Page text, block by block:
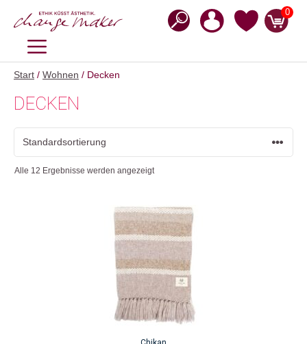
Inhalt
0
MENÜ
Start / Wohnen / Decken
DECKEN
Alle 12 Ergebnisse werden angezeigt